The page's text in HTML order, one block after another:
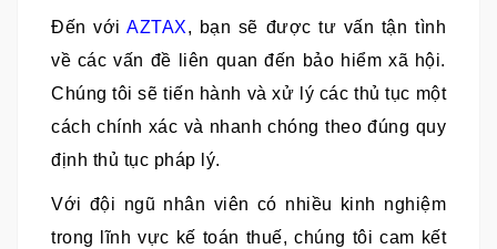
Đến vớiAZTAX, bạn sẽ được tư vấn tận tình
về các vấn đề liên quan đến bảo hiểm xã hội.
Chúng tôi sẽ tiến hành và xử lý các thủ tục một
cách chính xác và nhanh chóng theo đúng quy
định thủ tục pháp lý.
Với đội ngũ nhân viên có nhiều kinh nghiệm
trong lĩnh vực kế toán thuế, chúng tôi cam kết